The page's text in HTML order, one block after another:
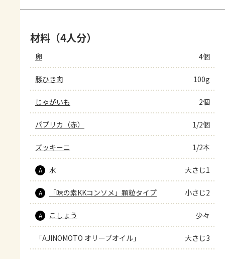
材料（4人分）
卵 4個
豚ひき肉 100g
じゃがいも 2個
パプリカ（赤） 1/2個
ズッキーニ 1/2本
A 水 大さじ1
A 「味の素KKコンソメ」顆粒タイプ 小さじ2
A こしょう 少々
「AJINOMOTO オリーブオイル」 大さじ3